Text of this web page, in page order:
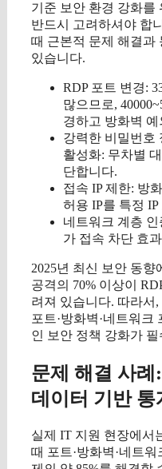
기준 보안 환경 강화를
반드시 고려하셔야 합
때 근본적 문제 해결과
있습니다.
RDP 포트 변경:
많으므로,
경하고 방화벽
강력한 비밀번호
활성화: 무차별
단합니다.
접속 IP 제한: 방
허용 IP를 특정
네트워크 계층
가 접속 차단 효
2025년 최신 보안 동향
공격의 70% 이상이
려져 있습니다. 따라서
포트·방화벽·네트워크
인 보안 정책 강화가
문제 해결 사
데이터 기반 통
실제 IT 지원 현장에서
때 포트·방화벽·네트